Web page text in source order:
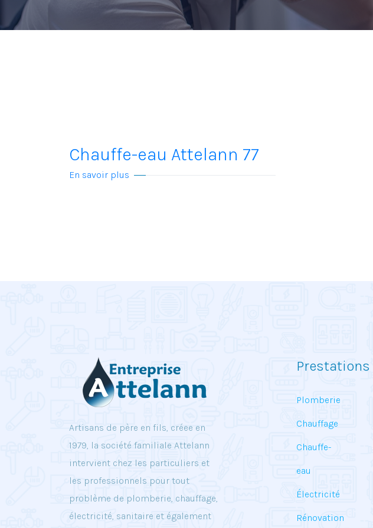
Chauffe-eau Attelann 77
En savoir plus
Artisans de père en fils, créee en
1979, la société familiale Attelann
intervient chez les particuliers et
les professionnels pour tout
problème de plomberie, chauffage,
électricité, sanitaire et également
Prestations
Plomberie
Chauffage
Chauffe-
eau
Électricité
Rénovation